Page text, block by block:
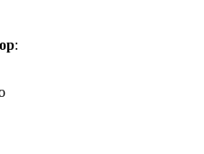
: